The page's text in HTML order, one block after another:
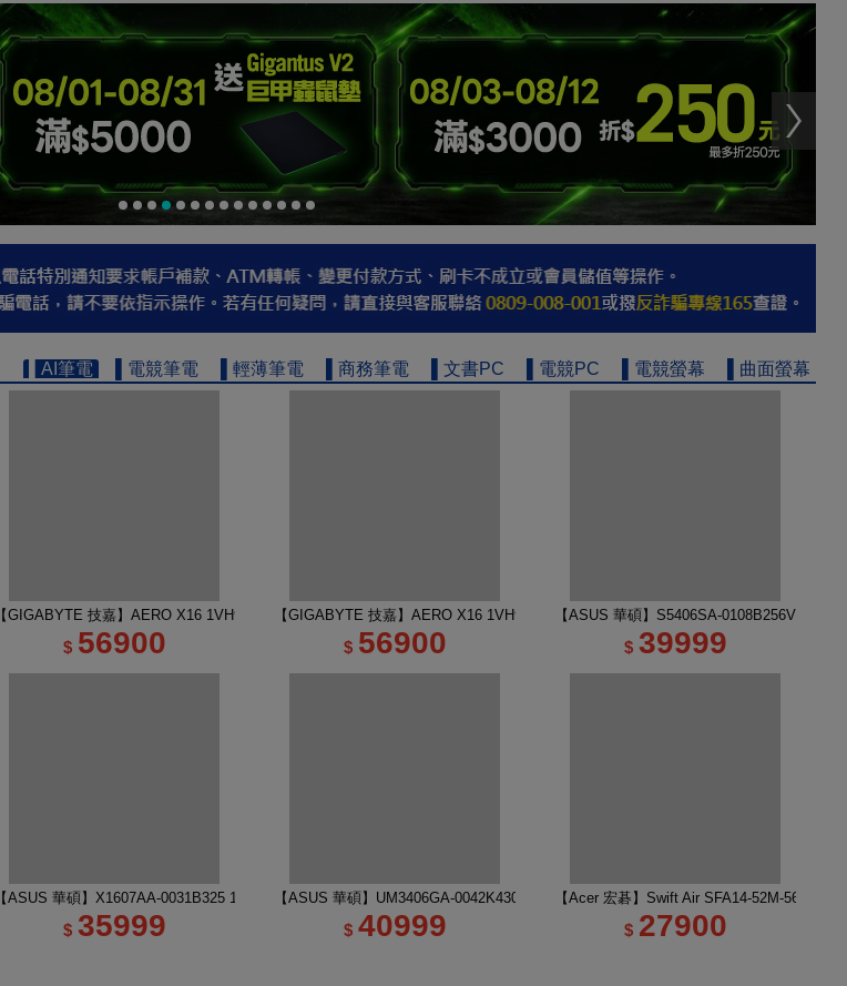
▌AI筆電 ▌電競筆電 ▌輕薄筆電 ▌商務筆電 ▌文書PC ▌電競PC ▌電競螢幕 ▌曲面螢幕
【GIGABYTE 技嘉】AERO X16 1VH93TWC94AH 16吋 R7 RTX5060 AI電競筆電｜太空灰
$ 56900
【GIGABYTE 技嘉】AERO X16 1VH93TWC94DH 16吋 R7 RTX5060 AI電競筆電｜幻月
$ 56900
【ASUS 華碩】S5406SA-0108B256V 14吋
$ 39999
【ASUS 華碩】X1607AA-0031B325 16吋 U5 輕薄AI筆電
$ 35999
【ASUS 華碩】UM3406GA-0042K430H 14吋 R5 AI筆電 玉石黑
$ 40999
【Acer 宏碁】Swift Air SFA14-52M-56KA
$ 27900